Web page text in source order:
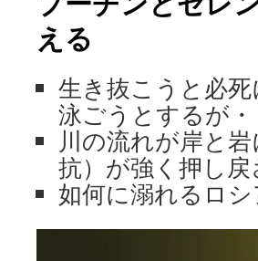
える
生き抜こうと必
泳ごうとするが・
川の流れが岸と
抗）が強く押し
如何に溺れるロ